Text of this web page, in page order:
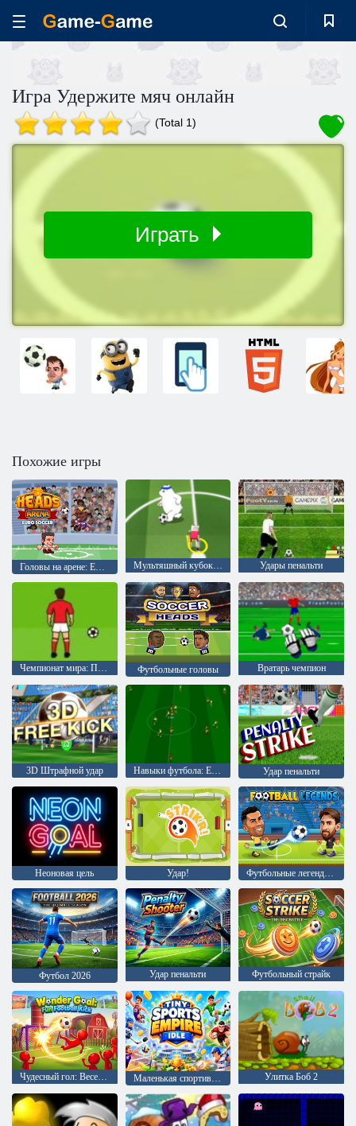
Игра Удержите мяч онлайн
(Total 1)
Играть
Похожие игры
Головы на арене: Евро футбол Мультяшный кубок 2015 Удары пенальти
Чемпионат мира: Пенальти Футбольные головы Вратарь чемпион
3D Штрафной удар Навыки футбола: Еврокубок 2021 Удар пенальти
Неоновая цель Удар! Футбольные легенды 2026
Футбол 2026 Удар пенальти Футбольный страйк
Чудесный гол: Веселый футбольный удар Маленькая спортивная империя Улитка Боб 2